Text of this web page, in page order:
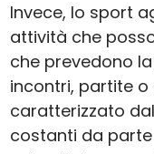
Invece, lo sport
attività che
che prevedono
incontri, partite o
caratterizzato
costanti da